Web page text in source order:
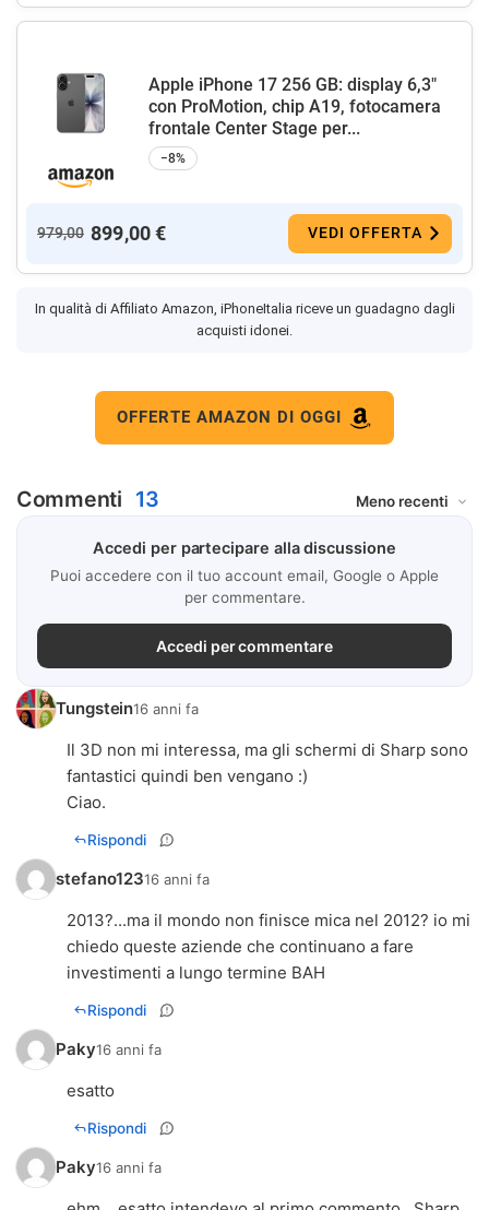
Apple iPhone 17 256 GB: display 6,3"
con ProMotion, chip A19, fotocamera
frontale Center Stage per...
−8%
979,00 899,00 € VEDI OFFERTA
In qualità di Affiliato Amazon, iPhoneItalia riceve un guadagno dagli
acquisti idonei.
OFFERTE AMAZON DI OGGI
Commenti 13
Accedi per partecipare alla discussione
Puoi accedere con il tuo account email, Google o Apple
per commentare.
Accedi per commentare
Tungstein16 anni fa
Il 3D non mi interessa, ma gli schermi di Sharp sono
fantastici quindi ben vengano :)
Ciao.
Rispondi
stefano12316 anni fa
2013?...ma il mondo non finisce mica nel 2012? io mi
chiedo queste aziende che continuano a fare
investimenti a lungo termine BAH
Rispondi
Paky16 anni fa
esatto
Rispondi
Paky16 anni fa